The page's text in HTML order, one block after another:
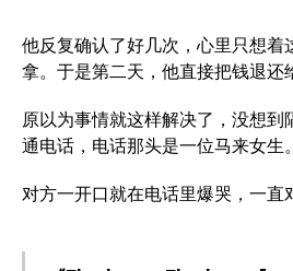
他反复确认了好几次，心里只想着
拿。于是第二天，他直接把钱退还
原以为事情就这样解决了，没想到
通电话，电话那头是一位马来女生。
对方一开口就在电话里爆哭，一直